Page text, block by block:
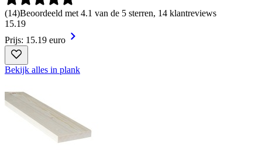
(14)Beoordeeld met 4.1 van de 5 sterren, 14 klantreviews
15.19
Prijs: 15.19 euro
Bekijk alles in plank